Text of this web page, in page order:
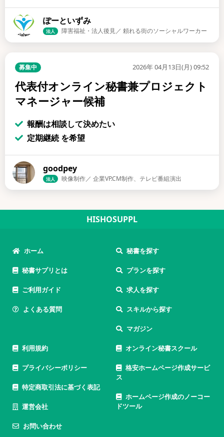
ぽーといずみ
法人 障害福祉・法人後見／ 頼れる街のソーシャルワーカー
募集中 2026年 04月13日(月) 09:52
代表付オンライン秘書兼プロジェクト
マネージャー候補
報酬は相談して決めたい
定期継続 を希望
goodpey
法人 映像制作／ 企業VP.CM制作、テレビ番組演出
HISHOSUPPL
ホーム
秘書サプリとは
ご利用ガイド
よくある質問
秘書を探す
プランを探す
求人を探す
スキルから探す
マガジン
利用規約
プライバシーポリシー
特定商取引法に基づく表記
運営会社
お問い合わせ
オンライン秘書スクール
格安ホームページ作成サービ
ス
ホームページ作成のノーコー
ドツール